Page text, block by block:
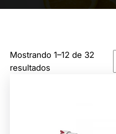
Mostrando 1–12 de 32
resultados